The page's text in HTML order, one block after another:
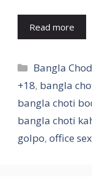
Read more
Categories
Bangla
+18, bangla
bangla choti
bangla choti
golpo, office